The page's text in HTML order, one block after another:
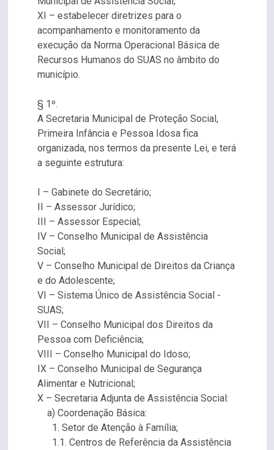
XI – estabelecer diretrizes para o
acompanhamento e monitoramento da
execução da Norma Operacional Básica de
Recursos Humanos do SUAS no âmbito do
município.
§ 1º.
A Secretaria Municipal de Proteção Social,
Primeira Infância e Pessoa Idosa fica
organizada, nos termos da presente Lei, e terá
a seguinte estrutura:
I – Gabinete do Secretário;
II – Assessor Jurídico;
III – Assessor Especial;
IV – Conselho Municipal de Assistência
Social;
V – Conselho Municipal de Direitos da Criança
e do Adolescente;
VI – Sistema Único de Assistência Social -
SUAS;
VII – Conselho Municipal dos Direitos da
Pessoa com Deficiência;
VIII – Conselho Municipal do Idoso;
IX – Conselho Municipal de Segurança
Alimentar e Nutricional;
X – Secretaria Adjunta de Assistência Social:
a) Coordenação Básica:
1. Setor de Atenção à Família;
1.1. Centros de Referência da Assistência